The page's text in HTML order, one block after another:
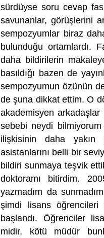
sürdüyse soru cevap
savunanlar, görüşlerini
sempozyumlar biraz
bulunduğu ortamlardı.
daha bildirilerin
basıldığı bazen de
sempozyumun özünün
de şuna dikkat ettim. O
akademisyen arkadaşlar
sebebi neydi
ilişkisinin daha yakın
asistanlarını belli bir
bildiri sunmaya teşvik
doktoramı bitirdim.
yazmadım da
şimdi lisans
başlandı. Öğrenciler
midir, kötü müdür